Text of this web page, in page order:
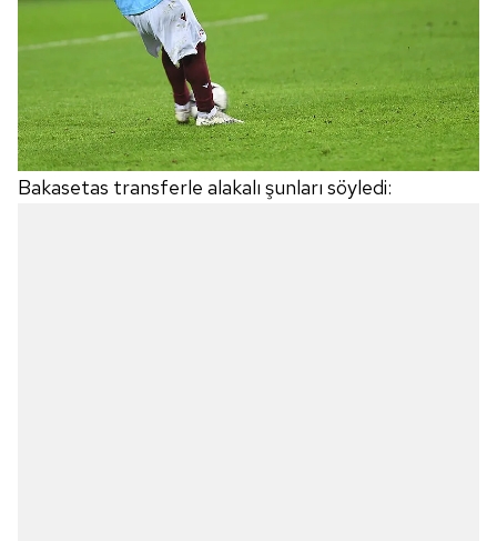
Bakasetas transferle alakalı şunları söyledi: